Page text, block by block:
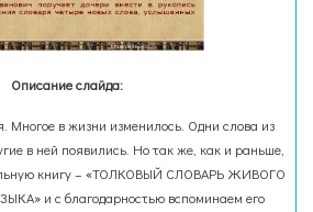
Описание слайда:
Многое в жизни изменилось. Одни слова из
в ней появились. Но так же, как и раньше,
книгу – «ТОЛКОВЫЙ СЛОВАРЬ ЖИВОГО
и с благодарностью вспоминаем его